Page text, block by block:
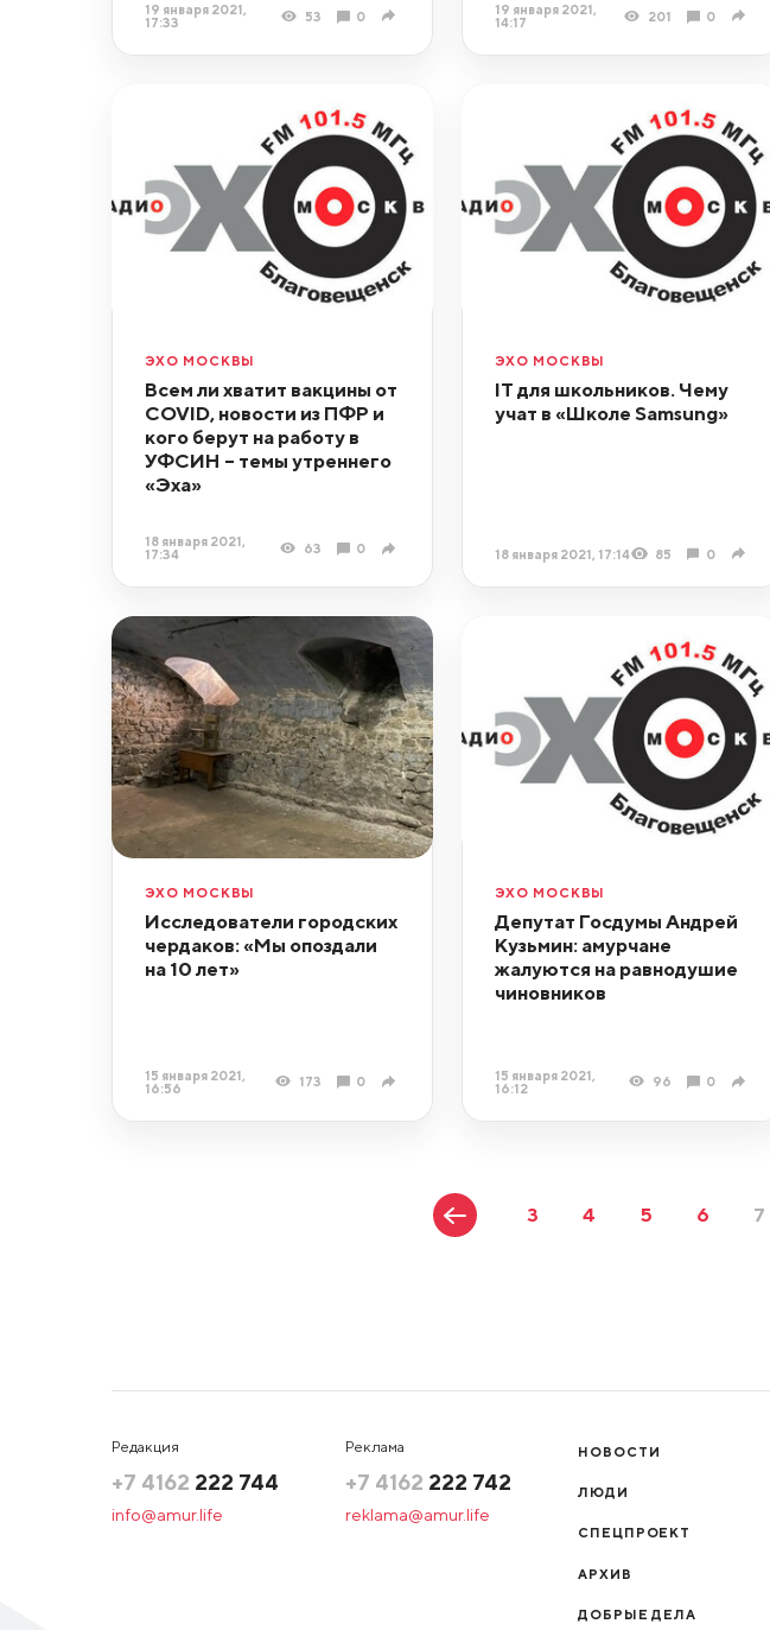
19 января 2021,
17:33
53 0
19 января 2021,
14:17
201 0
ЭХО МОСКВЫ
Всем ли хватит вакцины от
COVID, новости из ПФР и
кого берут на работу в
УФСИН – темы утреннего
«Эха»
18 января 2021,
17:34
63 0
ЭХО МОСКВЫ
IT для школьников. Чему
учат в «Школе Samsung»
18 января 2021, 17:14 85 0
ЭХО МОСКВЫ
Исследователи городских
чердаков: «Мы опоздали
на 10 лет»
15 января 2021,
16:56
173 0
ЭХО МОСКВЫ
Депутат Госдумы Андрей
Кузьмин: амурчане
жалуются на равнодушие
чиновников
15 января 2021,
16:12
96 0
3 4 5 6 7
Редакция
+7 4162 222 744
info@amur.life
Реклама
+7 4162 222 742
reklama@amur.life
НОВОСТИ
ЛЮДИ
СПЕЦПРОЕКТ
АРХИВ
ДОБРЫЕ ДЕЛА